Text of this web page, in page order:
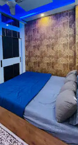
39개